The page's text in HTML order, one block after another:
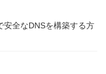
安全なDNSを構築する方